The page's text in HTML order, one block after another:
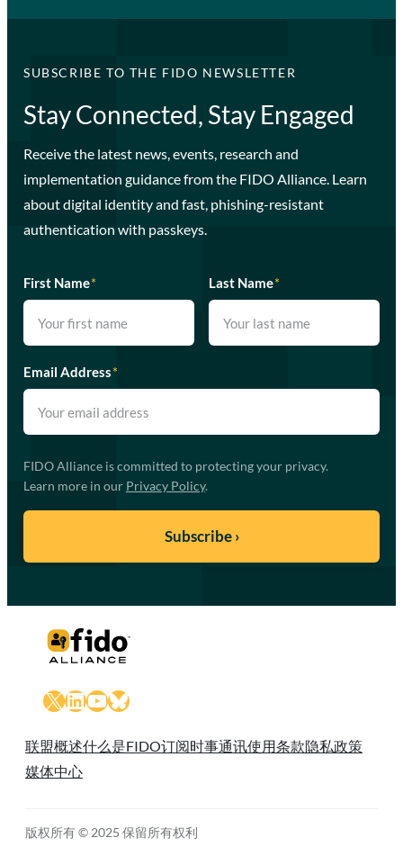
SUBSCRIBE TO THE FIDO NEWSLETTER
Stay Connected, Stay Engaged
Receive the latest news, events, research and
implementation guidance from the FIDO Alliance. Learn
about digital identity and fast, phishing-resistant
authentication with passkeys.
First Name* Last Name*
Email Address*
FIDO Alliance is committed to protecting your privacy.
Learn more in our Privacy Policy.
X LinkedIn
YouTube
Bluesky
联盟概述什么是FIDO订阅时事通讯使用条款隐私政策
媒体中心
版权所有 © 2025 保留所有权利